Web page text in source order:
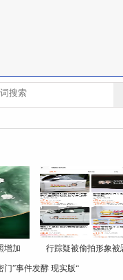
增加 行踪疑被偷拍形象被
门”事件发酵 现实版“